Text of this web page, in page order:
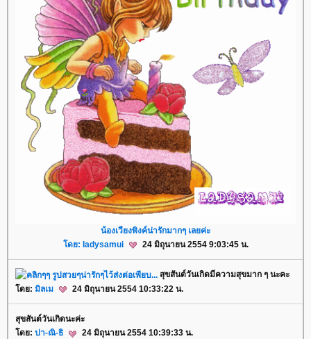
น้องเวียงพิงค์น่ารักมากๆ เลยค่ะ
ดย: ladysamui 24 มิถุนายน 2554 9:03:45 น.
สุขสันต์วันเกิดมีความสุขมาก ๆ นะคะ
ดย: มิลเม 24 มิถุนายน 2554 10:33:22 น.
สุขสันต์วันเกิดนะค่ะ
ดย: ปา-ณิ-ธิ 24 มิถุนายน 2554 10:39:33 น.